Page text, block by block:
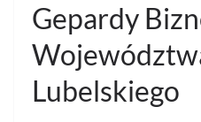
Gepardy
Lubelskiego